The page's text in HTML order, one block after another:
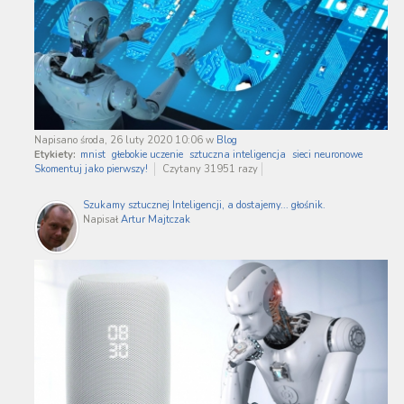
Napisano środa, 26 luty 2020 10:06 w Blog
Etykiety: mnist głebokie uczenie sztuczna inteligencja sieci neuronowe
Skomentuj jako pierwszy!
Czytany 31951 razy
Szukamy sztucznej Inteligencji, a dostajemy... głośnik.
Napisał Artur Majtczak